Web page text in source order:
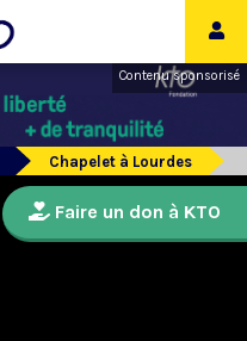
Contenu sponsorisé
Chapelet à Lourdes
Faire un don à KTO